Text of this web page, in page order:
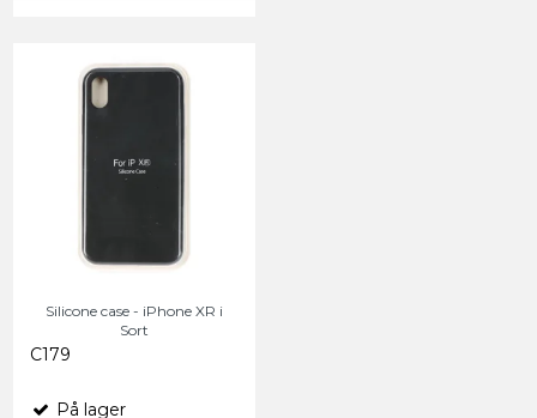
Silicone case - iPhone XR i
Sort
C179
På lager